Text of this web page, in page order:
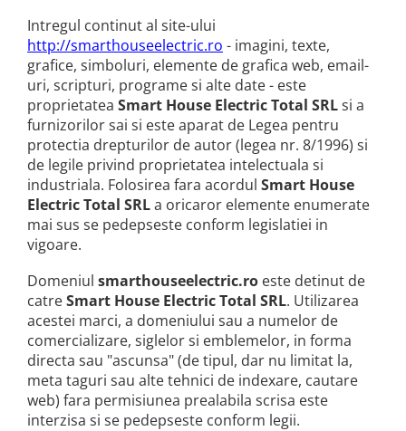
Intregul continut al site-ului
http://smarthouseelectric.ro - imagini, texte,
grafice, simboluri, elemente de grafica web, email-
uri, scripturi, programe si alte date - este
proprietatea Smart House Electric Total SRLsi a
furnizorilor sai si este aparat de Legea pentru
protectia drepturilor de autor (legea nr. 8/1996) si
de legile privind proprietatea intelectuala si
industriala. Folosirea fara acordul Smart House
Electric Total SRLa oricaror elemente enumerate
mai sus se pedepseste conform legislatiei in
vigoare.
Domeniul smarthouseelectric.ro este detinut de
catreSmart House Electric Total SRL. Utilizarea
acestei marci, a domeniului sau a numelor de
comercializare, siglelor si emblemelor, in forma
directa sau "ascunsa" (de tipul, dar nu limitat la,
meta taguri sau alte tehnici de indexare, cautare
web) fara permisiunea prealabila scrisa este
interzisa si se pedepseste conform legii.